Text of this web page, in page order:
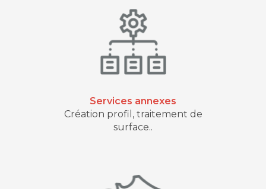
Services annexes
Création profil, traitement de
surface..